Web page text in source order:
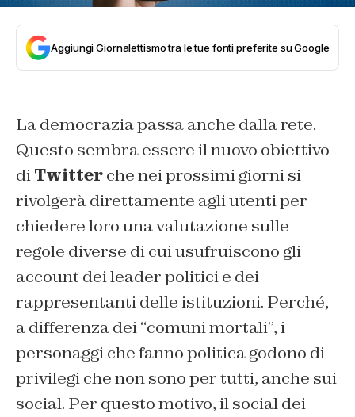
Aggiungi Giornalettismo tra le tue fonti preferite su Google
La democrazia passa anche dalla rete.
Questo sembra essere il nuovo obiettivo
diTwitterche nei prossimi giorni si
rivolgerà direttamente agli utenti per
chiedere loro una valutazione sulle
regole diverse di cui usufruiscono gli
account dei leader politici e dei
rappresentanti delle istituzioni. Perché,
a differenza dei “comuni mortali”, i
personaggi che fanno politica godono di
privilegi che non sono per tutti, anche sui
social. Per questo motivo, il social dei